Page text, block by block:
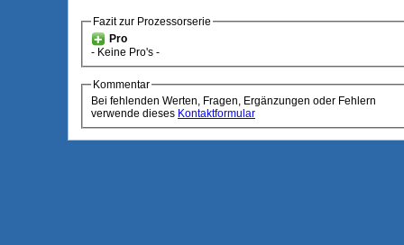
Fazit zur Prozessorserie
Pro
- Keine Pro's -
Kommentar
Bei fehlenden Werten, Fragen, Ergänzungen oder Fehlern
verwende dieses Kontaktformular